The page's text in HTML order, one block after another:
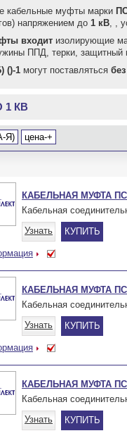
кабельные муфты марки
напряжением до 1 кВ, ,
входит изолирующие
ППД, терки, защитный
()-1 могут поставляться
1 КВ
Я) цена-+
КАБЕЛЬНАЯ МУФТА
Кабельная
Узнать
КУПИТЬ
КАБЕЛЬНАЯ МУФТА
Кабельная
Узнать
КУПИТЬ
КАБЕЛЬНАЯ МУФТА
Кабельная
Узнать
КУПИТЬ